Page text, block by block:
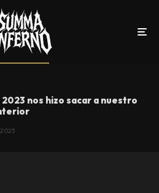
nos hizo sacar a nuestro